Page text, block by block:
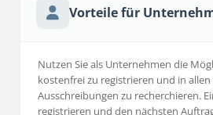
Vorteile für
Nutzen Sie als Unternehmen die
kostenfrei zu registrieren und in
Ausschreibungen zu recherchieren.
registrieren und den nächsten